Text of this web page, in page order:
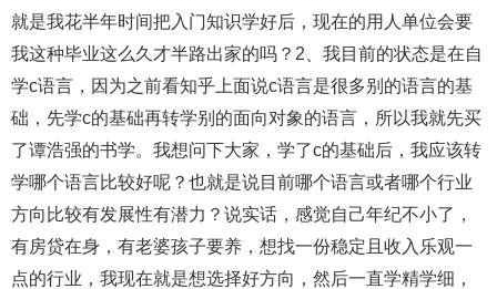
就是我花半年时间把入门知识学好后，现在的用人单位会要
我这种毕业这么久才半路出家的吗？2、我目前的状态是在自
学c语言，因为之前看知乎上面说c语言是很多别的语言的基
础，先学c的基础再转学别的面向对象的语言，所以我就先买
了谭浩强的书学。我想问下大家，学了c的基础后，我应该转
学哪个语言比较好呢？也就是说目前哪个语言或者哪个行业
方向比较有发展性有潜力？说实话，感觉自己年纪不小了，
有房贷在身，有老婆孩子要养，想找一份稳定且收入乐观一
点的行业，我现在就是想选择好方向，然后一直学精学细，